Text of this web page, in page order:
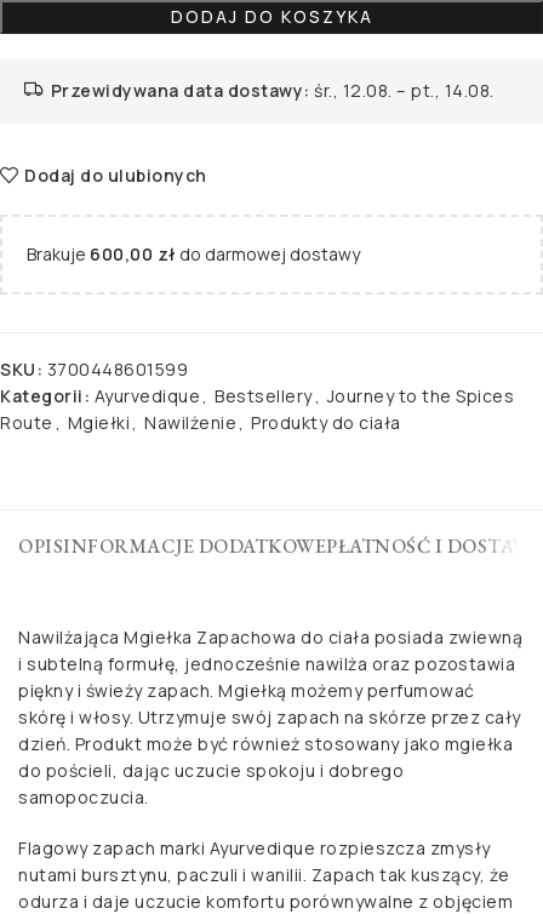
DODAJ DO KOSZYKA
Przewidywana data dostawy: śr., 12.08. – pt., 14.08.
Dodaj do ulubionych
Brakuje 600,00 zł do darmowej dostawy
SKU: 3700448601599
Kategorii: Ayurvedique, Bestsellery, Journey to the Spices
Route , Mgiełki, Nawilżenie, Produkty do ciała
OPISINFORMACJE DODATKOWEPŁATNOŚĆ I DOSTAWA
Nawilżająca Mgiełka Zapachowa do ciała posiada zwiewną
i subtelną formułę, jednocześnie nawilża oraz pozostawia
piękny i świeży zapach. Mgiełką możemy perfumować
skórę i włosy. Utrzymuje swój zapach na skórze przez cały
dzień. Produkt może być również stosowany jako mgiełka
do pościeli, dając uczucie spokoju i dobrego
samopoczucia.
Flagowy zapach marki Ayurvedique rozpieszcza zmysły
nutami bursztynu, paczuli i wanilii. Zapach tak kuszący, że
odurza i daje uczucie komfortu porównywalne z objęciem